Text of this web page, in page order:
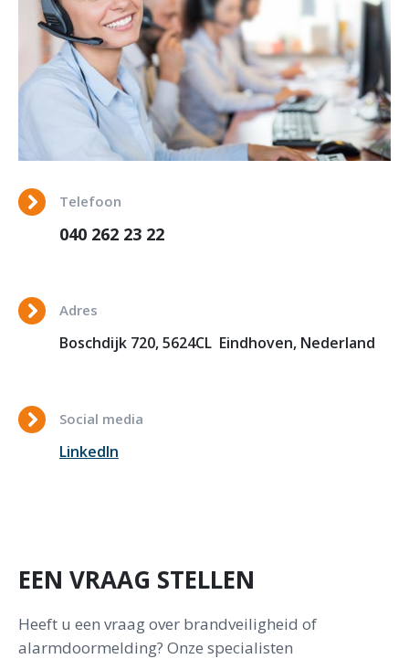
Telefoon
040 262 23 22
Adres
Boschdijk 720, 5624CL Eindhoven, Nederland
Social media
LinkedIn
EEN VRAAG STELLEN
Heeft u een vraag over brandveiligheid of
alarmdoormelding? Onze specialisten